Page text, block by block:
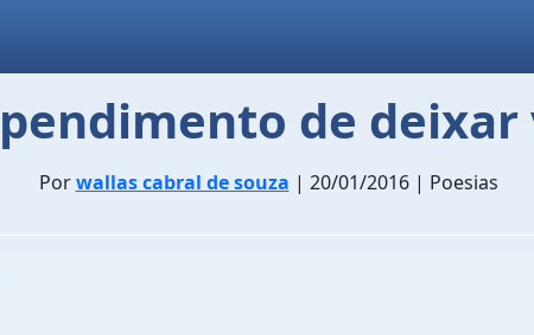
de deixar
Porwallas cabral de souza | 20/01/2016 | Poesias